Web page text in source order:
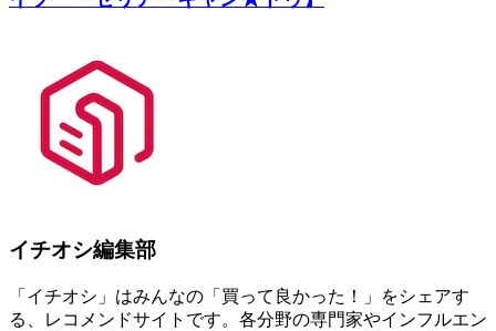
イチオシ編集部
「イチオシ」はみんなの「買って良かった！」をシェアす
る、レコメンドサイトです。各分野の専門家やインフルエン